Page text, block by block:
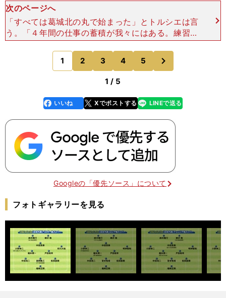
次のページへ
「すべては葛城北の丸で始まった」とトルシエは言
う。「４年間の仕事の蓄積が我々にはある。練習を
積み重ね、親善試合を繰り返してきた。いい結果も
あれば、悪い結果もあり、レアル・マドリードには
敗れ、ノルウェ
1 2 3 4 5
のページへ
1 / 5
faceboo
k
いいね Xでポストする
line LINEで送る
Googleの「優先ソース」について
フォトギャラリーを見る